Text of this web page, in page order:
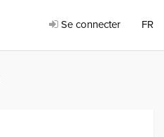
Se connecter FR